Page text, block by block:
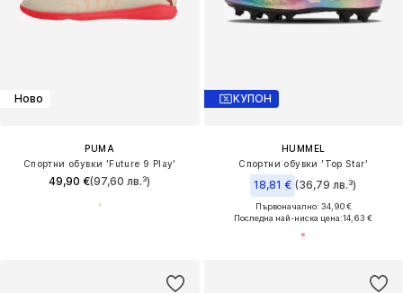
Ново
PUMA
Спортни обувки 'Future 9 Play'
49,90 €(97,60 лв.³)
КУПОН
HUMMEL
Спортни обувки 'Top Star'
18,81 € (36,79 лв.³)
Първоначално: 34,90 €
Последна най-ниска цена:14,63 €